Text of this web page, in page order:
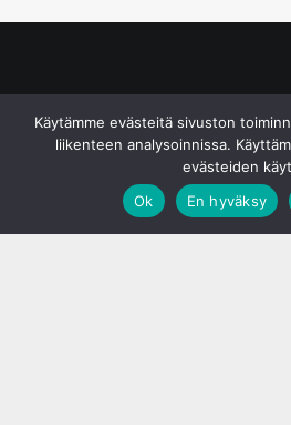
Käytämme evästeitä sivuston
liikenteen analysoinnissa.
evästeiden
Ok
En hyväksy